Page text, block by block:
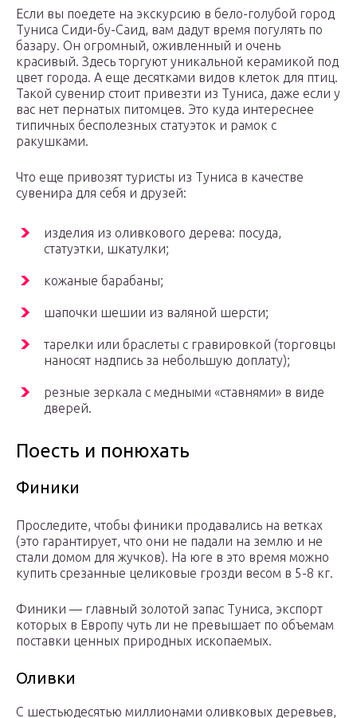
Если вы поедете на экскурсию в бело-голубой город
Туниса Сиди-бу-Саид, вам дадут время погулять по
базару. Он огромный, оживленный и очень
красивый. Здесь торгуют уникальной керамикой под
цвет города. А еще десятками видов клеток для птиц.
Такой сувенир стоит привезти из Туниса, даже если у
вас нет пернатых питомцев. Это куда интереснее
типичных бесполезных статуэток и рамок с
ракушками.
Что еще привозят туристы из Туниса в качестве
сувенира для себя и друзей:
изделия из оливкового дерева: посуда,
статуэтки, шкатулки;
кожаные барабаны;
шапочки шешии из валяной шерсти;
тарелки или браслеты с гравировкой (торговцы
наносят надпись за небольшую доплату);
резные зеркала с медными «ставнями» в виде
дверей.
Поесть и понюхать
Финики
Проследите, чтобы финики продавались на ветках
(это гарантирует, что они не падали на землю и не
стали домом для жучков). На юге в это время можно
купить срезанные целиковые грозди весом в 5-8 кг.
Финики — главный золотой запас Туниса, экспорт
которых в Европу чуть ли не превышает по объемам
поставки ценных природных ископаемых.
Оливки
С шестьюдесятью миллионами оливковых деревьев,